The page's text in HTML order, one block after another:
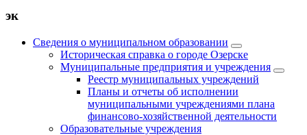
эк
Сведения о муниципальном образовании
Историческая справка о городе Озерске
Муниципальные предприятия и учреждения
Реестр муниципальных учреждений
Планы и отчеты об исполнении
муниципальными учреждениями плана
финансово-хозяйственной деятельности
Образовательные учреждения